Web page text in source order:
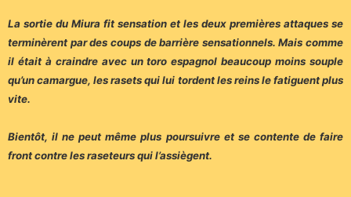
La sortie du Miura fit sensation et les deux premières attaques se
terminèrent par des coups de barrière sensationnels. Mais comme
il était à craindre avec un toro espagnol beaucoup moins souple
qu’un camargue, les rasets qui lui tordent les reins le fatiguent plus
vite.
Bientôt, il ne peut même plus poursuivre et se contente de faire
front contre les raseteurs qui l’assiègent.